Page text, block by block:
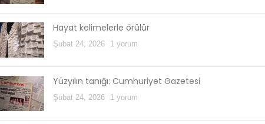
Hayat kelimelerle örülür
Şubat 24, 2026 1 yorum
Yüzyılın tanığı: Cumhuriyet Gazetesi
Şubat 24, 2026 1 yorum